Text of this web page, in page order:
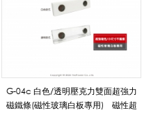
G-04c 白色/透明壓克力雙面超強力
磁鐵條(磁性玻璃白板專用) 磁性超